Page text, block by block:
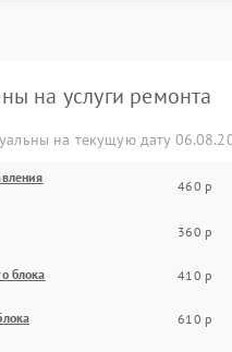
на услуги ремонта
на текущую дату
460 р
360 р
блока 410 р
610 р